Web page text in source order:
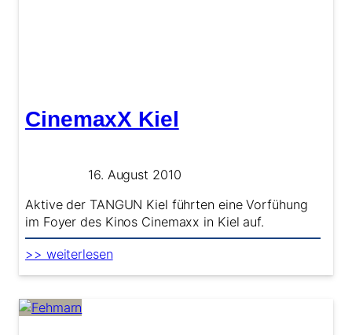
CinemaxX Kiel
16. August 2010
Aktive der TANGUN Kiel führten eine Vorfühung
im Foyer des Kinos Cinemaxx in Kiel auf.
>> weiterlesen: